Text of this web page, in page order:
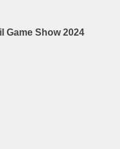
Game Show 2024